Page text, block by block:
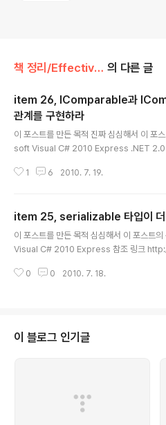
책 정리/Effective C# 의 다른 글
item 26, IComparable과
관계를 구현하라
이 포스트를 만든 목적 진짜 심심해서 이
soft Visual C# 2010 Express .NET 2.0
므로, 현 시점에서 Generic을 쓰지 않는건
xeaf.aspx http://
px http..
1 6 2010. 7. 19.
item 25, serializable 타입이 더
이 포스트를 만든 목적 심심해서 이 포스
Visual C# 2010 Express 참조 링크
6k0%28VS.80%29.aspx 내용 C#
하기 기타 다른 매체에 손쉬게 저장 할 수 있
0 0 2010. 7. 18.
이 블로그 인기글